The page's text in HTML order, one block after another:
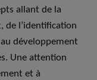
allant de la
de l’identification
développement
Une attention
et à